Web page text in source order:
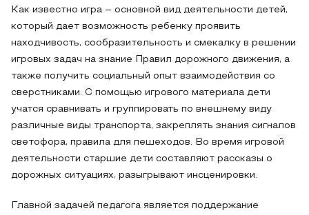
Как известно игра – основной вид деятельности детей,
который дает возможность ребенку проявить
находчивость, сообразительность и смекалку в решении
игровых задач на знание Правил дорожного движения, а
также получить социальный опыт взаимодействия со
сверстниками. С помощью игрового материала дети
учатся сравнивать и группировать по внешнему виду
различные виды транспорта, закреплять знания сигналов
светофора, правила для пешеходов. Во время игровой
деятельности старшие дети составляют рассказы о
дорожных ситуациях, разыгрывают инсценировки.
Главной задачей педагога является поддержание